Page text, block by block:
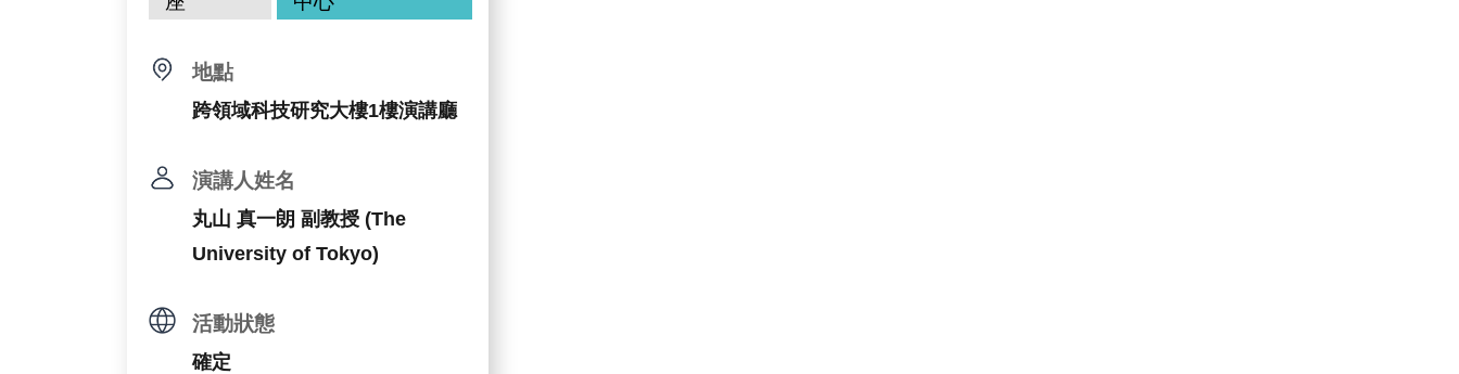
地點
跨領域科技研究大樓1樓演講廳
演講人姓名
丸山 真一朗 副教授 (The
University of Tokyo)
活動狀態
確定